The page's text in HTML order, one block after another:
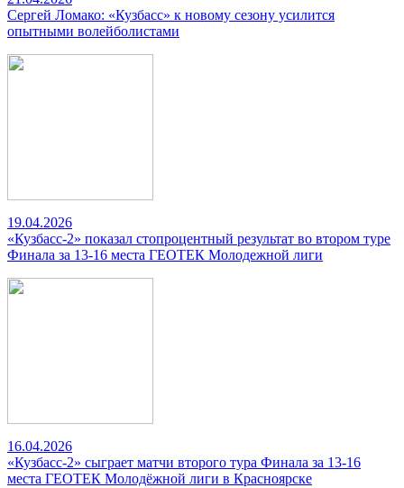
Сергей Ломако: «Кузбасс» к новому сезону усилится
опытными волейболистами
19.04.2026
«Кузбасс-2» показал стопроцентный результат во втором туре
Финала за 13-16 места ГЕОТЕК Молодежной лиги
16.04.2026
«Кузбасс-2» сыграет матчи второго тура Финала за 13-16
места ГЕОТЕК Молодёжной лиги в Красноярске